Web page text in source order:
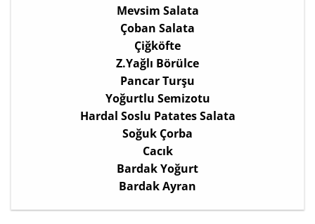
Mevsim Salata
Çoban Salata
Çiğköfte
Z.Yağlı Börülce
Pancar Turşu
Yoğurtlu Semizotu
Hardal Soslu Patates Salata
Soğuk Çorba
Cacık
Bardak Yoğurt
Bardak Ayran